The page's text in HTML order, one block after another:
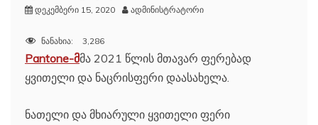
დეკემბერი 15, 2020 ადმინისტრატორი
ნანახია: 3,286
Pantone-მმა 2021 წლის მთავარ ფერებად
ყვითელი და ნაცრისფერი დაასახელა.
ნათელი და მხიარული ყვითელი ფერი